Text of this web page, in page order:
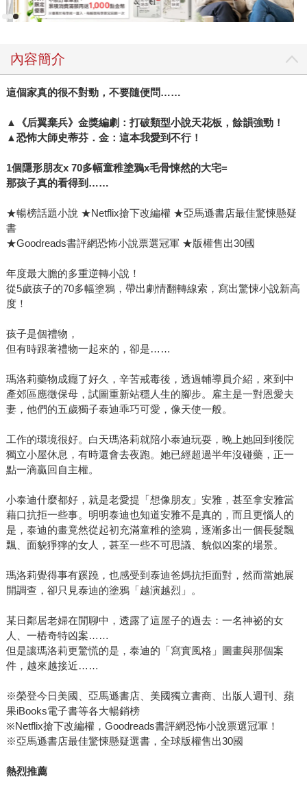
內容簡介
這個家真的很不對勁，不要隨便問……
▲
《后翼棄兵》金獎編劇：打破類型小說天花板，餘韻強勁！
▲ 恐怖大師史蒂芬．金：這本我愛到不行！
1個隱形朋友x 70多幅童稚塗鴉x毛骨悚然的大宅=
那孩子真的看得到……
★暢榜話題小說 ★Netflix搶下改編權 ★亞馬遜書店最佳驚悚懸疑
書
★Goodreads書評網恐怖小說票選冠軍 ★版權售出30國
年度最大膽的多重逆轉小說！
從5歲孩子的70多幅塗鴉，帶出劇情翻轉線索，寫出驚悚小說新高
度！
孩子是個禮物，
但有時跟著禮物一起來的，卻是……
瑪洛莉藥物成癮了好久，辛苦戒毒後，透過輔導員介紹，來到中
產郊區應徵保母，試圖重新站穩人生的腳步。雇主是一對恩愛夫
妻，他們的五歲獨子泰迪乖巧可愛，像天使一般。
工作的環境很好。白天瑪洛莉就陪小泰迪玩耍，晚上她回到後院
獨立小屋休息，有時還會去夜跑。她已經超過半年沒碰藥，正一
點一滴贏回自主權。
小泰迪什麼都好，就是老愛提「想像朋友」安雅，甚至拿安雅當
藉口抗拒一些事。明明泰迪也知道安雅不是真的，而且更惱人的
是，泰迪的畫竟然從起初充滿童稚的塗鴉，逐漸多出一個長髮飄
飄、面貌猙獰的女人，甚至一些不可思議、貌似凶案的場景。
瑪洛莉覺得事有蹊蹺，也感受到泰迪爸媽抗拒面對，然而當她展
開調查，卻只見泰迪的塗鴉「越演越烈」。
某日鄰居老婦在閒聊中，透露了這屋子的過去：一名神祕的女
人、一樁奇特凶案……
但是讓瑪洛莉更驚慌的是，泰迪的「寫實風格」圖畫與那個案
件，越來越接近……
※榮登今日美國、亞馬遜書店、美國獨立書商、出版人週刊、蘋
果iBooks電子書等各大暢銷榜
※Netflix搶下改編權，Goodreads書評網恐怖小說票選冠軍！
※亞馬遜書店最佳驚悚懸疑選書，全球版權售出30國
熱烈推薦